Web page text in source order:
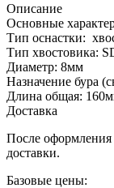
Описание
Основные
Тип оснастки:
Тип хвостовика:
Диаметр: 8мм
Назначение бура
Длина общая:
Доставка
После оформления
доставки.
Базовые цены: